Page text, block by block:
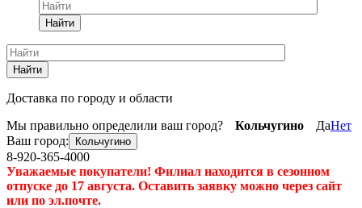
Найти
Найти
Доставка по городу и области
Мы правильно определили ваш город?
Кольчугино ДаНет
Ваш город:
Кольчугино
8-920-365-4000
Уважаемые покупатели! Филиал находится в сезонном
отпуске до 17 августа. Оставить заявку можно через сайт
или по эл.почте.